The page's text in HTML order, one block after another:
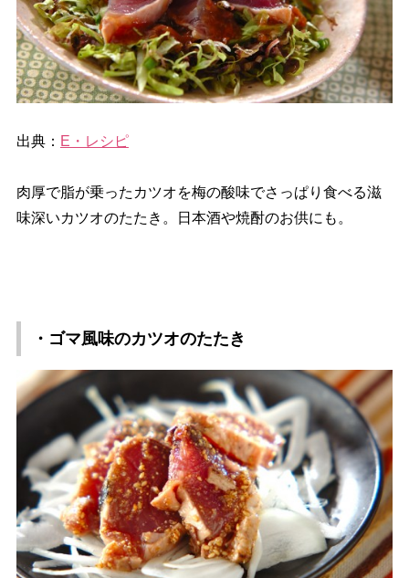
出典： E・レシピ
肉厚で脂が乗ったカツオを梅の酸味でさっぱり食べる滋
味深いカツオのたたき。日本酒や焼酎のお供にも。
・ゴマ風味のカツオのたたき